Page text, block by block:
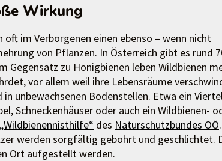
Wirkung
im Verborgenen einen ebenso – wenn nicht
von Pflanzen. In Österreich gibt es rund
Gegensatz zu Honigbienen leben Wildbienen
vor allem weil ihre Lebensräume
unbewachsenen Bodenstellen. Etwa ein
Schneckenhäuser oder auch ein Wildbienen-
„Wildbienennisthilfe“ des Naturschutzbundes OÖ.
werden sorgfältig gebohrt und geschlichtet.
Ort aufgestellt werden.